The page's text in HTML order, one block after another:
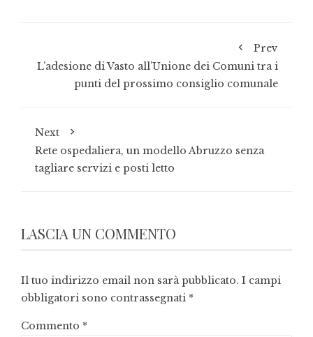
Prev
L’adesione di Vasto all’Unione dei Comuni tra i
punti del prossimo consiglio comunale
Next
Rete ospedaliera, un modello Abruzzo senza
tagliare servizi e posti letto
LASCIA UN COMMENTO
Il tuo indirizzo email non sarà pubblicato. I campi
obbligatori sono contrassegnati *
Commento *